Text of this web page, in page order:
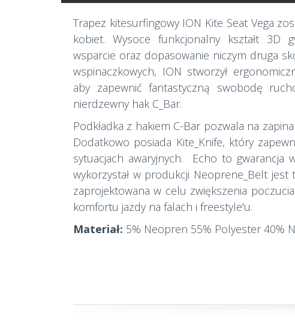
Trapez kitesurfingowy ION Kite Seat Vega
kobiet. Wysoce funkcjonalny kształt 3D
wsparcie oraz dopasowanie niczym druga
wspinaczkowych, ION stworzył
aby zapewnić fantastyczną swobodę
nierdzewny hak C_Bar.
Podkładka z hakiem C-Bar pozwala na
Dodatkowo posiada Kite_Knife, który
sytuacjach awaryjnych. Echo to gwarancja
wykorzystał w produkcji Neoprene_Belt
zaprojektowana w celu zwiększenia
komfortu jazdy na falach i freestyle'u.
Materiał: 5% Neopren 55% Polyester 40%